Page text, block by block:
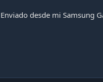
Enviado desde mi Samsung